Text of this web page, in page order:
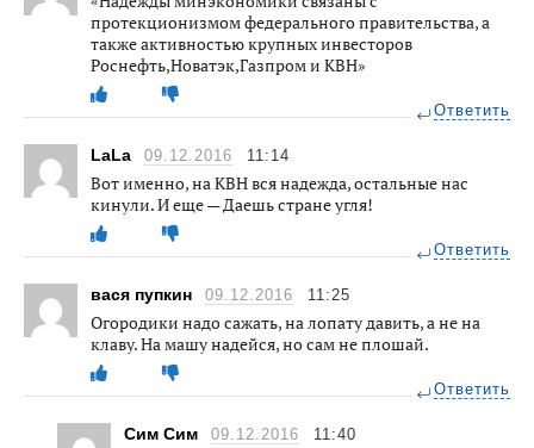
протекционизмом федерального правительства, а
также активностью крупных инвесторов
Роснефть,Новатэк,Газпром и КВН»
Ответить
LaLa 09.12.2016 11:14
Вот именно, на КВН вся надежда, остальные нас
кинули. И еще — Даешь стране угля!
Ответить
вася пупкин 09.12.2016 11:25
Огородики надо сажать, на лопату давить, а не на
клаву. На машу надейся, но сам не плошай.
Ответить
Сим Сим 09.12.2016 11:40